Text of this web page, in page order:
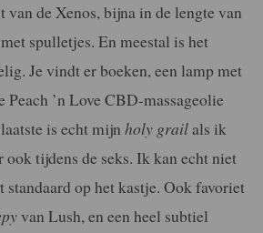
van de Xenos, bijna in de lengte van
spulletjes. En meestal is het
Je vindt er boeken, een lamp met
’n Love CBD-massageolie
is echt mijn holy grailals ik
ook tijdens de seks. Ik kan echt niet
standaard op het kastje. Ook favoriet
van Lush, en een heel subtiel